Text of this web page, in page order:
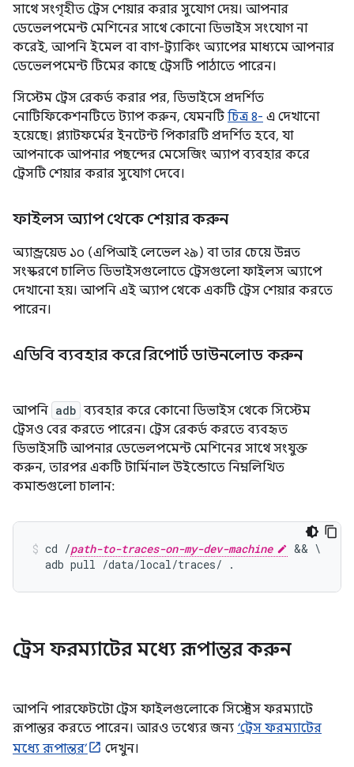
সাথে সংগৃহীত ট্রেস শেয়ার করার সুযোগ দেয়। আপনার
ডেভেলপমেন্ট মেশিনের সাথে কোনো ডিভাইস সংযোগ না
করেই, আপনি ইমেল বা বাগ-ট্র্যাকিং অ্যাপের মাধ্যমে আপনার
ডেভেলপমেন্ট টিমের কাছে ট্রেসটি পাঠাতে পারেন।
সিস্টেম ট্রেস রেকর্ড করার পর, ডিভাইসে প্রদর্শিত
নোটিফিকেশনটিতে ট্যাপ করুন, যেমনটি চিত্র ৪- এ দেখানো
হয়েছে। প্ল্যাটফর্মের ইনটেন্ট পিকারটি প্রদর্শিত হবে, যা
আপনাকে আপনার পছন্দের মেসেজিং অ্যাপ ব্যবহার করে
ট্রেসটি শেয়ার করার সুযোগ দেবে।
ফাইলস অ্যাপ থেকে শেয়ার করুন
অ্যান্ড্রয়েড ১০ (এপিআই লেভেল ২৯) বা তার চেয়ে উন্নত
সংস্করণে চালিত ডিভাইসগুলোতে ট্রেসগুলো ফাইলস অ্যাপে
দেখানো হয়। আপনি এই অ্যাপ থেকে একটি ট্রেস শেয়ার করতে
পারেন।
এডিবি ব্যবহার করে রিপোর্ট ডাউনলোড করুন
আপনি adb ব্যবহার করে কোনো ডিভাইস থেকে সিস্টেম
ট্রেসও বের করতে পারেন। ট্রেস রেকর্ড করতে ব্যবহৃত
ডিভাইসটি আপনার ডেভেলপমেন্ট মেশিনের সাথে সংযুক্ত
করুন, তারপর একটি টার্মিনাল উইন্ডোতে নিম্নলিখিত
কমান্ডগুলো চালান:
cd /path-to-traces-on-my-dev-machine
&& \
  adb pull /data/local/traces/ .
ট্রেস ফরম্যাটের মধ্যে রূপান্তর করুন
আপনি পারফেটটো ট্রেস ফাইলগুলোকে সিস্ট্রেস ফরম্যাটে
রূপান্তর করতে পারেন। আরও তথ্যের জন্য ‘ট্রেস ফরম্যাটের
মধ্যে রূপান্তর’
দেখুন।